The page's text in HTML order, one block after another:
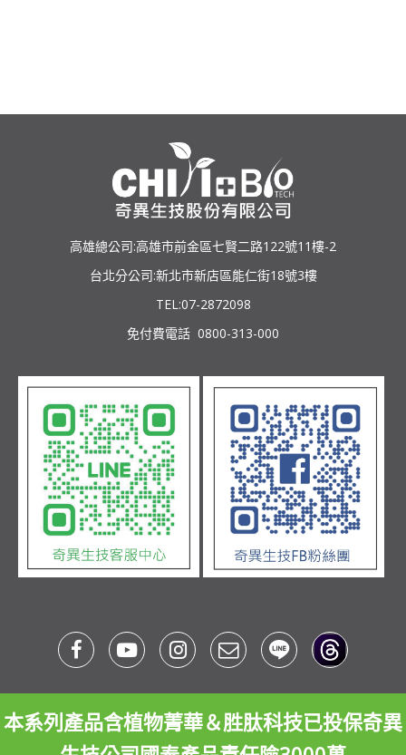
高雄總公司:高雄市前金區七賢二路122號11樓-2
台北分公司:新北市新店區能仁街18號3樓
TEL:07-2872098
免付費電話 0800-313-000
本系列產品含植物菁華＆胜肽科技已投保奇異